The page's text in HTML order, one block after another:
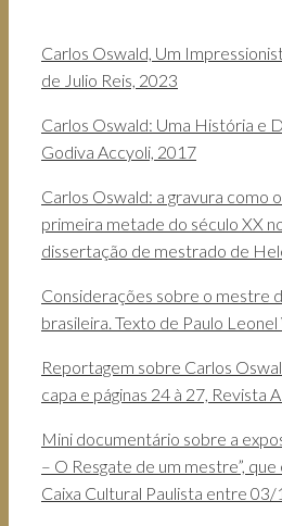
Carlos Oswald, Um
de Julio Reis, 2023
Carlos Oswald: Uma História e
Godiva Accyoli, 2017
Carlos Oswald: a gravura como
primeira metade do século XX
dissertação de mestrado de
Considerações sobre o mestre
brasileira. Texto de Paulo
Reportagem sobre Carlos
capa e páginas 24 à 27, Revista
Mini documentário sobre a
– O Resgate de um mestre”,
Caixa Cultural Paulista entre